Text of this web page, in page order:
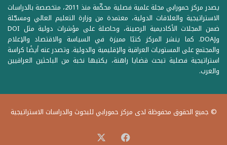
يصدر مركز حمورابي مجلة علمية فصلية محكّمة منذ 2011، متخصصة بالدراسات
الاستراتيجية والعلاقات الدولية، معتمدة من وزارة التعليم العالي ومسجّلة
ضمن المجلات الأكاديمية الرصينة، وحاصلة على مؤشرات دولية مثل DOI
وDOAJ. كما ينشر المركز كتبًا مميزة في السياسة والاقتصاد والإعلام
والمجتمع على المستويات العراقية والإقليمية والدولية. وتصدر عنه أيضًا كراسة
استراتيجية فصلية تبحث قضايا راهنة، يكتبها نخبة من الباحثين العراقيين
والعرب.
© جميع الحقوق محفوظة لدى مركز حمورابي للبحوث والدراسات الاستراتيجية
فيسبوك